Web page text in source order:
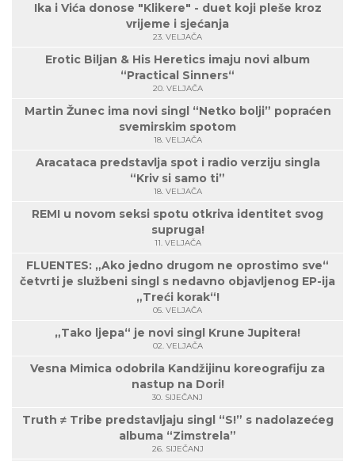
Ika i Vića donose "Klikere" - duet koji pleše kroz
vrijeme i sjećanja
23. VELJAČA
Erotic Biljan & His Heretics imaju novi album
“Practical Sinners“
20. VELJAČA
Martin Žunec ima novi singl “Netko bolji” popraćen
svemirskim spotom
18. VELJAČA
Aracataca predstavlja spot i radio verziju singla
“Kriv si samo ti”
18. VELJAČA
REMI u novom seksi spotu otkriva identitet svog
supruga!
11. VELJAČA
FLUENTES: „Ako jedno drugom ne oprostimo sve“
četvrti je službeni singl s nedavno objavljenog EP-ija
„Treći korak“!
05. VELJAČA
„Tako ljepa“ je novi singl Krune Jupitera!
02. VELJAČA
Vesna Mimica odobrila Kandžijinu koreografiju za
nastup na Dori!
30. SIJEČANJ
Truth ≠ Tribe predstavljaju singl “S!” s nadolazećeg
albuma “Zimstrela”
26. SIJEČANJ